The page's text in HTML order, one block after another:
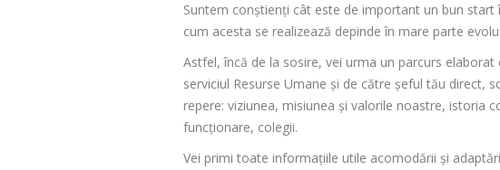
Suntem conștienți cât este de important un bun start
cum acesta se realizează depinde în mare parte
Astfel, încă de la sosire, vei urma un parcurs
serviciul Resurse Umane și de către șeful tău direct,
repere: viziunea, misiunea și valorile noastre, istoria
funcționare, colegii.
Vei primi toate informațiile utile acomodării și